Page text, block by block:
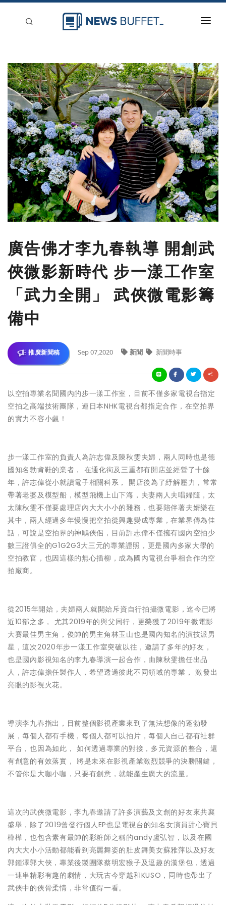
新聞稿分類
登入
刊登
廣告佛才李九春執導 開創武
俠微影新時代 步一漾工作室
「武力全開」 武俠微電影籌
備中
推廣新聞稿 Sep 07,2020 新聞 新聞時事
以空拍專業名聞國內的步一漾工作室，目前不僅多家電視台指定
空拍之高端技術團隊，連日本NHK電視台都指定合作，在空拍界
的實力不容小覷！
步一漾工作室的負責人為許志偉及陳秋雯夫婦，兩人同時也是德
國知名勃肯鞋的業者， 在通化街及三重都有開店並經營了十餘
年，許志偉從小就讀電子相關科系， 開店後為了紓解壓力，常常
帶著老婆及模型船，模型飛機上山下海，夫妻兩人夫唱婦隨，太
太陳秋雯不僅要處理店內大大小小的雜務，也要陪伴著夫婿樂在
其中，兩人經過多年慢慢把空拍從興趣變成專業，在業界傳為佳
話，可說是空拍界的神鵰俠侶，目前許志偉不僅擁有國內空拍少
數三證俱全的G1G2G3大三元的專業證照，更是國內多家大學的
空拍教官，也因這樣的無心插柳，成為國內電視台爭相合作的空
拍廠商。
從2015年開始，夫婦兩人就開始斥資自行拍攝微電影，迄今已將
近10部之多， 尤其2019年的與父同行，更榮獲了2019年微電影
大賽最佳男主角，俊帥的男主角林玉山也是國內知名的演技派男
星，這次2020年步一漾工作室突破以往，邀請了多年的好友，
也是國內影視知名的李九春導演一起合作，由陳秋雯擔任出品
人，許志偉擔任製作人，希望透過彼此不同領域的專業， 激發出
亮眼的影視火花。
導演李九春指出，目前整個影視產業來到了無法想像的蓬勃發
展，每個人都有手機，每個人都可以拍片，每個人自己都有社群
平台，也因為如此， 如何透過專業的對接，多元資源的整合，還
有創意的有效落實， 將是未來在影視產業激烈競爭的決勝關鍵，
不管你是大咖小咖，只要有創意，就能產生廣大的流量。
這次的武俠微電影，李九春邀請了許多演藝及文創的好友來共襄
盛舉，除了2019曾發行個人EP也是電視台的知名女演員甜心寶貝
樺樺，也包含素有最帥的彩粧師之稱的andy盧弘智，以及在國
內大大小小活動都能看到亮麗舞姿的肚皮舞美女蘇雅萍以及好友
郭鍾澤郭大俠，專業後製團隊蔡明宏猴子及逗趣的漢堡包，透過
一連串精彩有趣的劇情，大玩古今穿越和KUSO，同時也帶出了
武俠中的俠骨柔情，非常值得一看。